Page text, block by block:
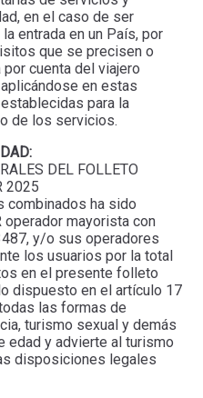
en el caso de ser
entrada en un País, por
que se precisen o
cuenta del viajero
en estas
para la
de los servicios.
DEL FOLLETO
2025
combinados ha sido
operador mayorista con
y/o sus operadores
los usuarios por la total
en el presente folleto
dispuesto en el artículo 17
las formas de
turismo sexual y demás
edad y advierte al turismo
disposiciones legales